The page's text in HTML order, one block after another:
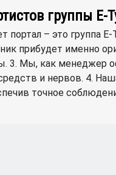
группы
портал – это
прибудет именно
3. Мы, как менеджер
и нервов. 4.
точное